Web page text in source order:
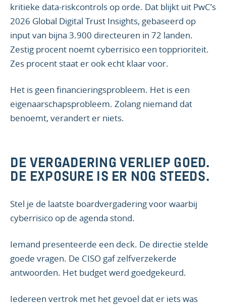
kritieke data-riskcontrols op orde. Dat blijkt uit PwC’s
2026 Global Digital Trust Insights, gebaseerd op
input van bijna 3.900 directeuren in 72 landen.
Zestig procent noemt cyberrisico een topprioriteit.
Zes procent staat er ook echt klaar voor.
Het is geen financieringsprobleem. Het is een
eigenaarschapsprobleem. Zolang niemand dat
benoemt, verandert er niets.
DE VERGADERING VERLIEP GOED.
DE EXPOSURE IS ER NOG STEEDS.
Stel je de laatste boardvergadering voor waarbij
cyberrisico op de agenda stond.
Iemand presenteerde een deck. De directie stelde
goede vragen. De CISO gaf zelfverzekerde
antwoorden. Het budget werd goedgekeurd.
Iedereen vertrok met het gevoel dat er iets was